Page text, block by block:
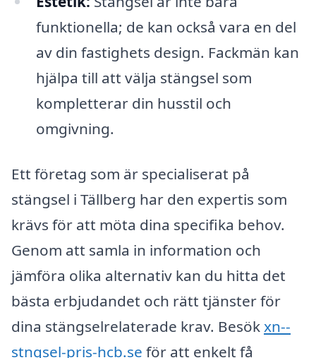
funktionella; de kan också vara en del
av din fastighets design. Fackmän kan
hjälpa till att välja stängsel som
kompletterar din husstil och
omgivning.
Ett företag som är specialiserat på
stängsel i Tällberg har den expertis som
krävs för att möta dina specifika behov.
Genom att samla in information och
jämföra olika alternativ kan du hitta det
bästa erbjudandet och rätt tjänster för
dina stängselrelaterade krav. Besökxn--
stngsel-pris-hcb.se för att enkelt få